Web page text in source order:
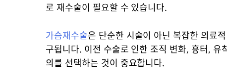
로 재수술이 필요할 수 있습니다.
가슴재수술은 단순한 시술이 아닌 복잡한 의료
구됩니다. 이전 수술로 인한 조직 변화, 흉터,
의를 선택하는 것이 중요합니다.